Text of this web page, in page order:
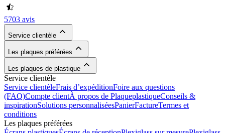
5703 avis
Service clientèle
Les plaques préférées
Les plaques de plastique
Service clientèle
Service clientèleFrais d’expéditionFoire aux questions
(FAQ)Compte clientÀ propos de PlaqueplastiqueConseils &
inspirationSolutions personnaliséesPanierFactureTermes et
conditions
Les plaques préférées